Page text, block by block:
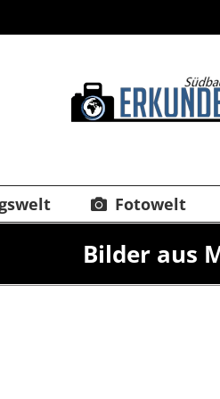
Fotowelt
Bilder aus